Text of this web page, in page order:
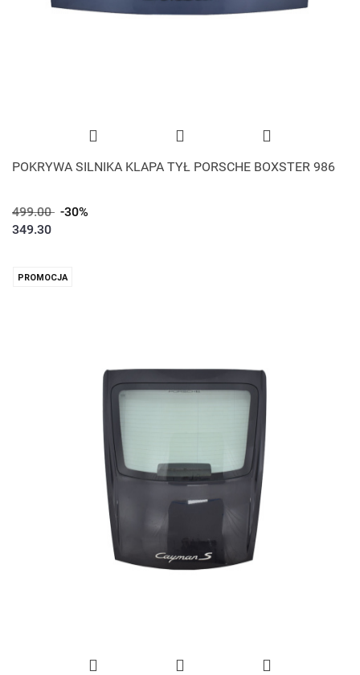
POKRYWA SILNIKA KLAPA TYŁ PORSCHE BOXSTER 986
499.00 -30%
349.30
PROMOCJA